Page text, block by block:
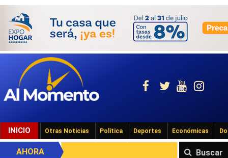
INICIO Otras Noticias Política Deportes Económicas
Buscar
AHORA